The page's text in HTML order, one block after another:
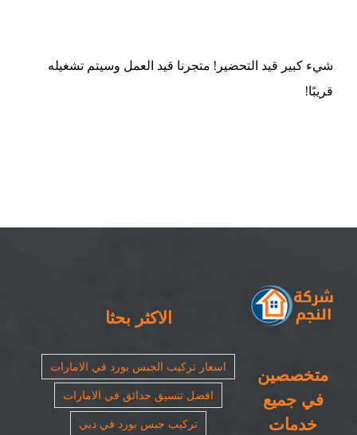
شيء كبير قيد التحضير! متجرنا قيد العمل وسيتم تشغيله
قريبًا!
متخصصين
في جميع
خدمات
الاكثر بحثا
اسعار تركيب الجبس بورد في الامارات
افضل تنسيق حدائق في الامارات
تركيب جبس بورد في دبي